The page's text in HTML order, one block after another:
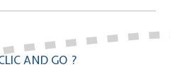
AND GO ?